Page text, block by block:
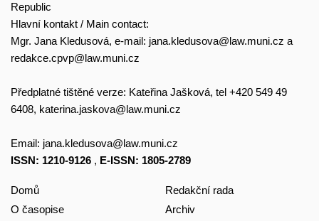
Republic
Hlavní kontakt / Main contact:
Mgr. Jana Kledusová, e-mail: jana.kledusova@law.muni.cz a
redakce.cpvp@law.muni.cz
Předplatné tištěné verze: Kateřina Jašková, tel +420 549 49
6408, katerina.jaskova@law.muni.cz
Email: jana.kledusova@law.muni.cz
ISSN: 1210-9126 , E-ISSN: 1805-2789
Domů
O časopise
Redakční rada
Archiv